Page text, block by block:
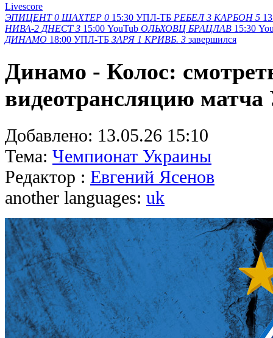
Livescore
ЭПИЦЕНТ 0 ШАХТЕР 0 15:30 УПЛ-ТБ РЕБЕЛ 3 КАРБОН 5
НИВА-2 ДНЕСТ З 15:00 YouTub ОЛЬХОВЦ БРАЦЛАВ 15:30
ДИНАМО 18:00 УПЛ-ТБ ЗАРЯ 1 КРИВБ. 3 завершился
Динамо - Колос:
видеотрансляцию
Добавлено: 13.05.26 15:10
Тема: Чемпионат Украины
Редактор : Евгений Ясенов
another languages: uk